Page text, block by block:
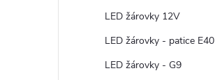
LED žárovky 12V
LED žárovky - patice E40
LED žárovky - G9